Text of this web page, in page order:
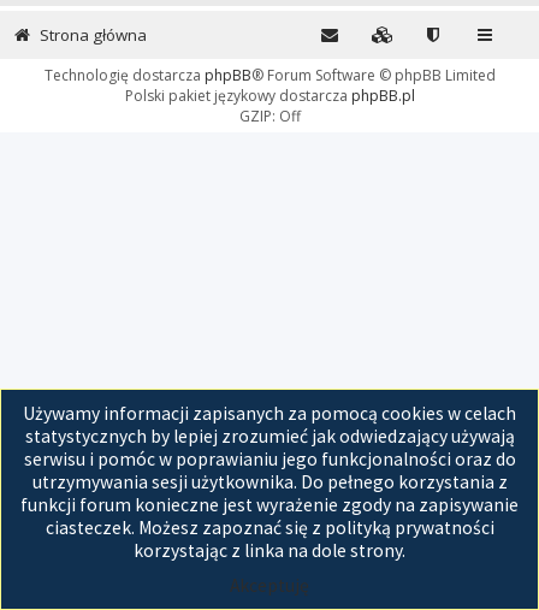
Używamy informacji zapisanych za pomocą cookies w celach
statystycznych by lepiej zrozumieć jak odwiedzający używają
serwisu i pomóc w poprawianiu jego funkcjonalności oraz do
utrzymywania sesji użytkownika. Do pełnego korzystania z
funkcji forum konieczne jest wyrażenie zgody na zapisywanie
ciasteczek. Możesz zapoznać się z polityką prywatności
korzystając z linka na dole strony.
Akceptuję
Strona główna
Technologię dostarcza phpBB® Forum Software © phpBB Limited
Polski pakiet językowy dostarcza phpBB.pl
GZIP: Off